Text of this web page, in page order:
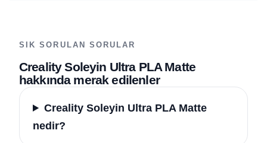
SIK SORULAN SORULAR
Creality Soleyin Ultra PLA Matte
hakkında merak edilenler
Creality Soleyin Ultra PLA Matte
nedir?